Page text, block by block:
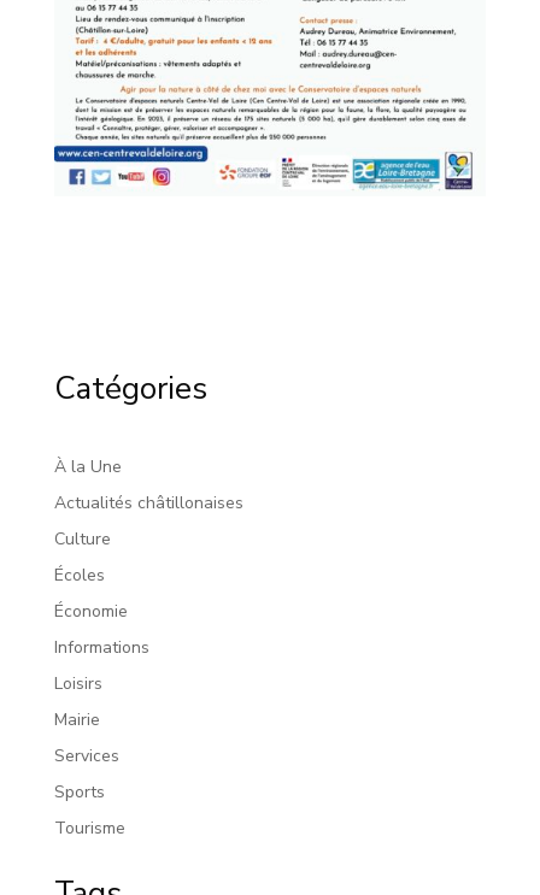
Catégories
À la Une
Actualités châtillonaises
Culture
Écoles
Économie
Informations
Loisirs
Mairie
Services
Sports
Tourisme